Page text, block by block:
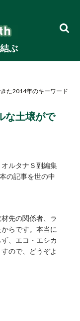
ぶ
た2014年のキーワード
な土壌がで
ルタナＳ副編集
の記事を世の中
先の関係者、ラ
らです。本当に
、エコ・エシカ
ので、どうぞよ